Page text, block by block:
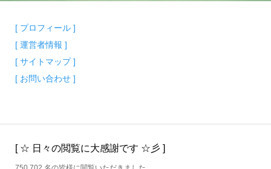
[ プロフィール ]
[ 運営者情報 ]
[ サイトマップ ]
[ お問い合わせ ]
[ ☆ 日々の閲覧に大感謝です ☆彡 ]
750,702 名の皆様に閲覧いただきました。